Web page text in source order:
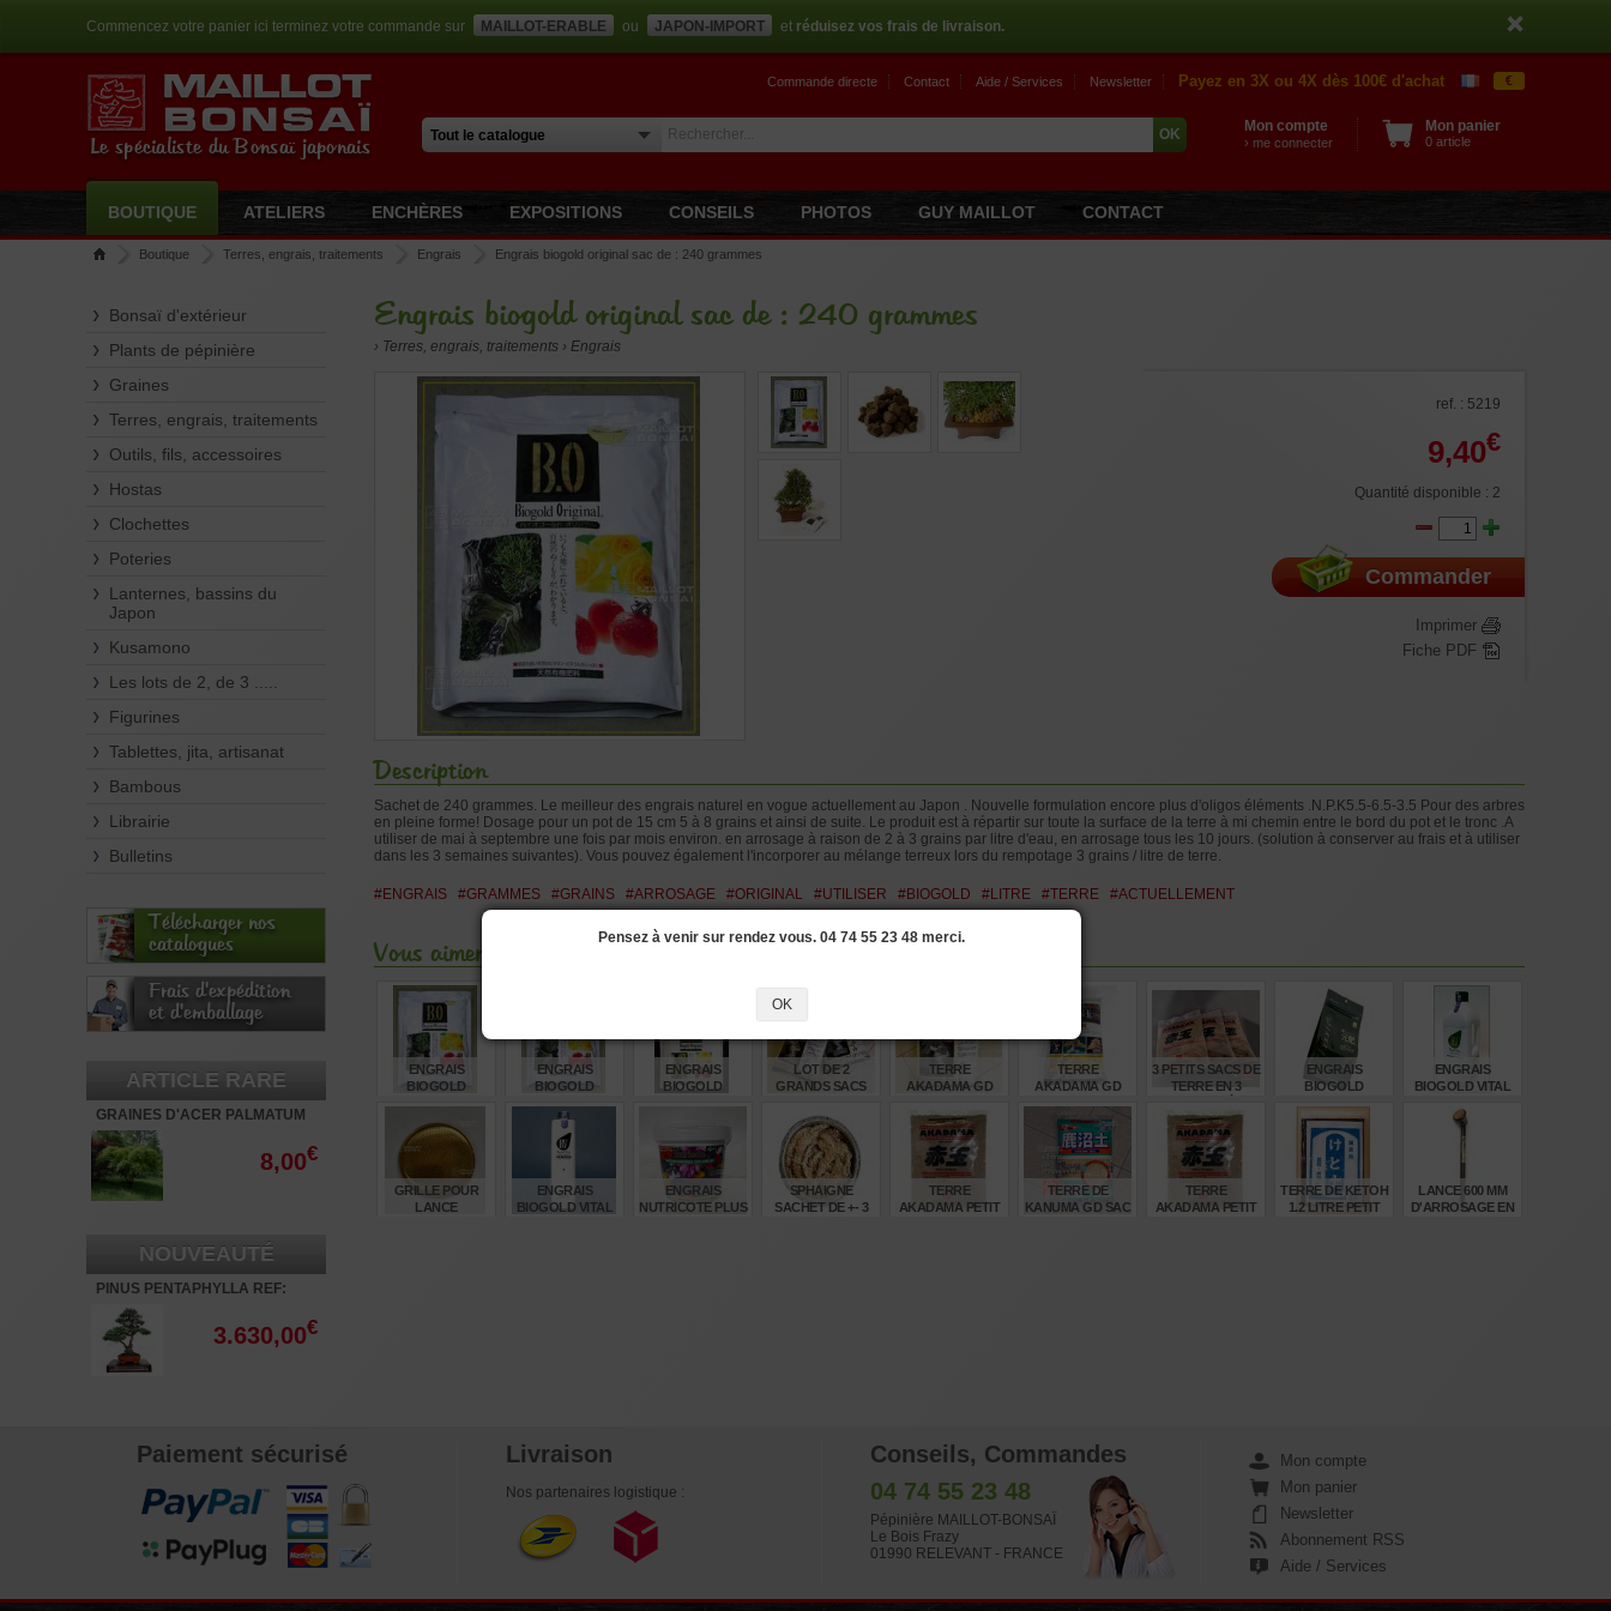
Commencez votre panier ici terminez votre commande sur MAILLOT-ERABLE ou JAPON-IMPORT et réduisez vos frais de livraison.
Le spécialiste du Bonsaï japonais
Commande directe Contact Aide / Services Newsletter Payez en 3X ou 4X dès 100€ d'achat €
Mon compte
› me connecter
Mon panier
0 article
BOUTIQUE ATELIERS ENCHÈRES EXPOSITIONS CONSEILS PHOTOS GUY MAILLOT CONTACT
Boutique Terres, engrais, traitements Engrais Engrais biogold original sac de : 240 grammes
Bonsaï d'extérieur
Plants de pépinière
Graines
Terres, engrais, traitements
Outils, fils, accessoires
Hostas
Clochettes
Poteries
Lanternes, bassins du
Japon
Kusamono
Les lots de 2, de 3 .....
Figurines
Tablettes, jita, artisanat
Bambous
Librairie
Bulletins
Télécharger nos
catalogues
Frais d'expédition
et d'emballage
ARTICLE RARE
GRAINES D'ACER PALMATUM
ARAKAWA 60 GRAINES
8,00€
NOUVEAUTÉ
PINUS PENTAPHYLLA REF:
28070261
3.630,00€
Engrais biogold original sac de : 240 grammes
› Terres, engrais, traitements › Engrais
ref. : 5219
9,40€
Quantité disponible : 2
Commander
Imprimer
Fiche PDF
Description
Sachet de 240 grammes. Le meilleur des engrais naturel en vogue actuellement au Japon . Nouvelle formulation encore plus d'oligos éléments .N.P.K5.5-6.5-3.5 Pour des arbres
en pleine forme! Dosage pour un pot de 15 cm 5 à 8 grains et ainsi de suite. Le produit est à répartir sur toute la surface de la terre à mi chemin entre le bord du pot et le tronc .A
utiliser de mai à septembre une fois par mois environ. en arrosage à raison de 2 à 3 grains par litre d'eau, en arrosage tous les 10 jours. (solution à conserver au frais et à utiliser
dans les 3 semaines suivantes). Vous pouvez également l'incorporer au mélange terreux lors du rempotage 3 grains / litre de terre.
#ENGRAIS #GRAMMES #GRAINS #ARROSAGE #ORIGINAL #UTILISER #BIOGOLD #LITRE #TERRE #ACTUELLEMENT
Vous aimerez aussi les produits suivants
ENGRAIS
BIOGOLD
23,00
ENGRAIS
BIOGOLD
DE 2400 GR
52,00
ENGRAIS
BIOGOLD
94,00€
LOT DE 2
GRANDS SACS
AKADAMA
50,50
TERRE
AKADAMA GD
26,00€
TERRE
AKADAMA GD
GRAIN MEDIUM
SMALL
28,00€
3 PETITS SACS DE
TERRE EN 3
19,00€
ENGRAIS
BIOGOLD
200 GRAMMES
14,50€
ENGRAIS
BIOGOLD VITAL
LITRES.
GRILLE POUR
LANCE
ENGRAIS
BIOGOLD VITAL
ENGRAIS
NUTRICOTE PLUS
SPHAIGNE
SACHET DE +- 3
TERRE
AKADAMA PETIT
TERRE DE
KANUMA GD SAC
TERRE
AKADAMA PETIT
TERRE DE KETOH
1.2 LITRE PETIT
LANCE 600 MM
D'ARROSAGE EN
Paiement sécurisé Livraison
Nos partenaires logistique :
Conseils, Commandes
04 74 55 23 48
Pépinière MAILLOT-BONSAÏ
Le Bois Frazy
01990 RELEVANT - FRANCE
Mon compte
Mon panier
Newsletter
Abonnement RSS
Aide / Services
Pensez à venir sur rendez vous. 04 74 55 23 48 merci.
OK